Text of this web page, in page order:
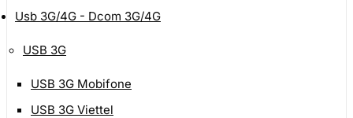
Usb 3G/4G - Dcom 3G/4G
USB 3G
USB 3G Mobifone
USB 3G Viettel